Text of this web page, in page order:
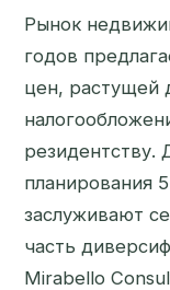
Рынок
годов
цен, растущей
резидентству.
планирования
заслуживают
часть
Mirabello